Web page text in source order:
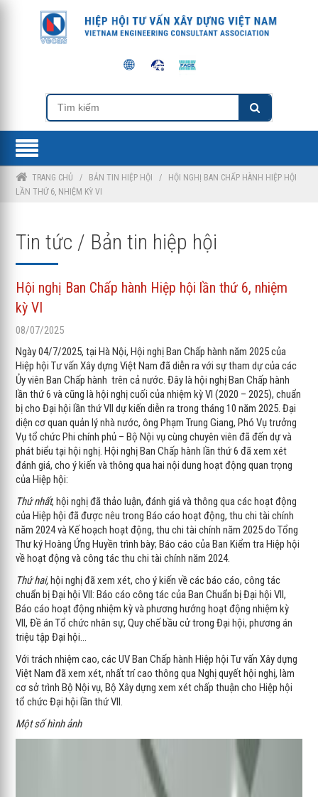
TRANG CHỦ / BẢN TIN HIỆP HỘI /
HỘI NGHỊ BAN CHẤP HÀNH HIỆP HỘI
LẦN THỨ 6, NHIỆM KỲ VI
Tin tức / Bản tin hiệp hội
Hội nghị Ban Chấp hành Hiệp hội lần thứ 6, nhiệm
kỳ VI
08/07/2025
Ngày 04/7/2025, tại Hà Nội, Hội nghị Ban Chấp hành năm 2025 của
Hiệp hội Tư vấn Xây dựng Việt Nam đã diễn ra với sự tham dự của các
Ủy viên Ban Chấp hành trên cả nước. Đây là hội nghị Ban Chấp hành
lần thứ 6 và cũng là hội nghị cuối của nhiệm kỳ VI (2020 – 2025), chuẩn
bị cho Đại hội lần thứ VII dự kiến diễn ra trong tháng 10 năm 2025. Đại
diện cơ quan quản lý nhà nước, ông Phạm Trung Giang, Phó Vụ trưởng
Vụ tổ chức Phi chính phủ – Bộ Nội vụ cùng chuyên viên đã đến dự và
phát biểu tại hội nghị. Hội nghị Ban Chấp hành lần thứ 6 đã xem xét
đánh giá, cho ý kiến và thông qua hai nội dung hoạt động quan trọng
của Hiệp hội:
Thứ nhất, hội nghị đã thảo luận, đánh giá và thông qua các hoạt động
của Hiệp hội đã được nêu trong Báo cáo hoạt động, thu chi tài chính
năm 2024 và Kế hoạch hoạt động, thu chi tài chính năm 2025 do Tổng
Thư ký Hoàng Ứng Huyền trình bày; Báo cáo của Ban Kiểm tra Hiệp hội
về hoạt động và công tác thu chi tài chính năm 2024.
Thứ hai,hội nghị đã xem xét, cho ý kiến về các báo cáo, công tác
chuẩn bị Đại hội VII: Báo cáo công tác của Ban Chuẩn bị Đại hội VII,
Báo cáo hoạt động nhiệm kỳ và phương hướng hoạt động nhiệm kỳ
VII, Đề án Tổ chức nhân sự, Quy chế bầu cử trong Đại hội, phương án
triệu tập Đại hội…
Với trách nhiệm cao, các UV Ban Chấp hành Hiệp hội Tư vấn Xây dựng
Việt Nam đã xem xét, nhất trí cao thông qua Nghị quyết hội nghị, làm
cơ sở trình Bộ Nội vụ, Bộ Xây dựng xem xét chấp thuận cho Hiệp hội
tổ chức Đại hội lần thứ VII.
Một số hình ảnh